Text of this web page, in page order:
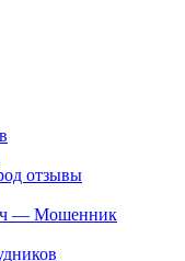
отзывы
— Мошенник